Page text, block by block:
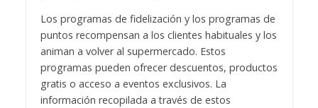
Los programas de fidelización y los programas de
puntos recompensan a los clientes habituales y los
animan a volver al supermercado. Estos
programas pueden ofrecer descuentos, productos
gratis o acceso a eventos exclusivos. La
información recopilada a través de estos